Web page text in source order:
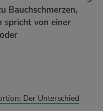
Bauchschmerzen,
spricht von einer
Der Unterschied